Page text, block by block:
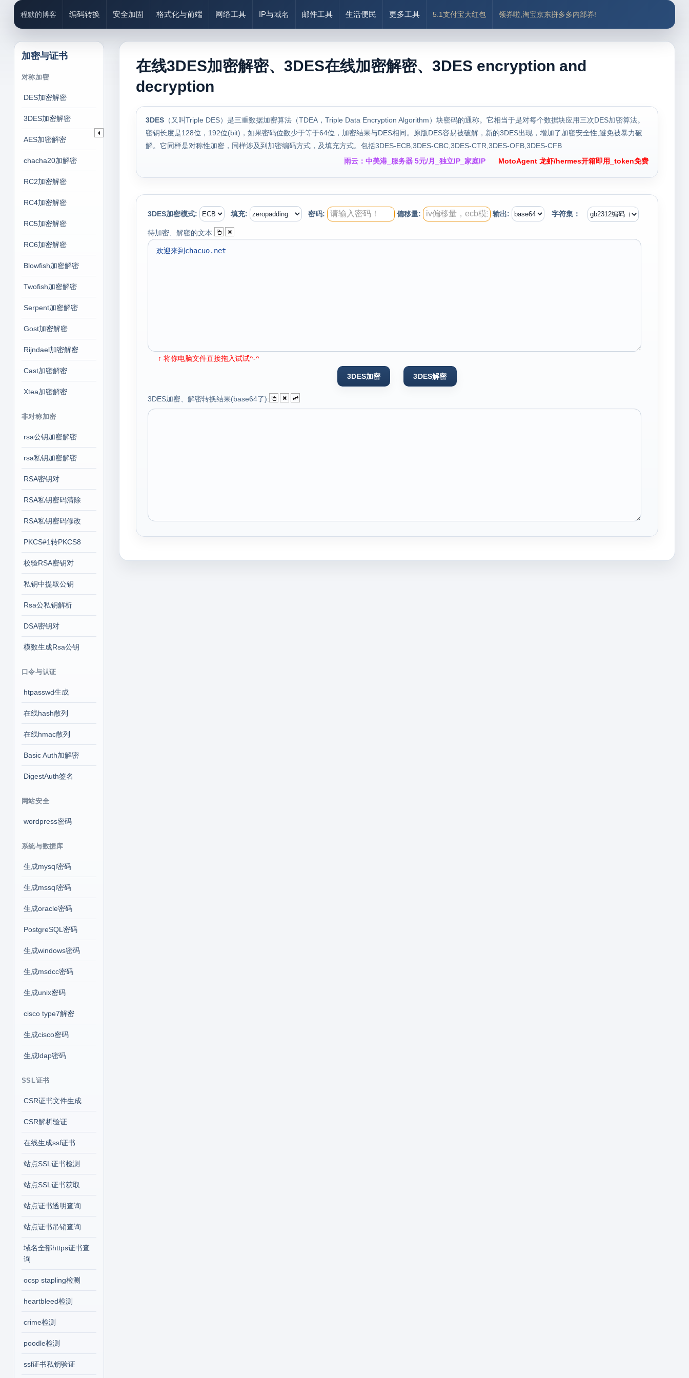
程默的博客 编码转换 安全加固 格式化与前端 网络工具 IP与域名 邮件工具 生活便民 更多工具 5.1支付宝大红包 领券啦,淘宝京东拼多多内部券!
加密与证书
对称加密
DES加密解密
3DES加密解密
AES加密解密
chacha20加解密
RC2加密解密
RC4加密解密
RC5加密解密
RC6加密解密
Blowfish加密解密
Twofish加密解密
Serpent加密解密
Gost加密解密
Rijndael加密解密
Cast加密解密
Xtea加密解密
非对称加密
rsa公钥加密解密
rsa私钥加密解密
RSA密钥对
RSA私钥密码清除
RSA私钥密码修改
PKCS#1转PKCS8
校验RSA密钥对
私钥中提取公钥
Rsa公私钥解析
DSA密钥对
模数生成Rsa公钥
口令与认证
htpasswd生成
在线hash散列
在线hmac散列
Basic Auth加解密
DigestAuth签名
网站安全
wordpress密码
系统与数据库
生成mysql密码
生成mssql密码
生成oracle密码
PostgreSQL密码
生成windows密码
生成msdcc密码
生成unix密码
cisco type7解密
生成cisco密码
生成ldap密码
SSL证书
CSR证书文件生成
CSR解析验证
在线生成ssl证书
站点SSL证书检测
站点SSL证书获取
站点证书透明查询
站点证书吊销查询
域名全部https证书查
询
ocsp stapling检测
heartbleed检测
crime检测
poodle检测
ssl证书私钥验证
在线3DES加密解密、3DES在线加密解密、3DES encryption and
decryption
3DES（又叫Triple DES）是三重数据加密算法（TDEA，Triple Data Encryption Algorithm）块密码的通称。它相当于是对每个数据块应用三次DES加密算法。
密钥长度是128位，192位(bit)，如果密码位数少于等于64位，加密结果与DES相同。原版DES容易被破解，新的3DES出现，增加了加密安全性,避免被暴力破
解。它同样是对称性加密，同样涉及到加密编码方式，及填充方式。包括3DES-ECB,3DES-CBC,3DES-CTR,3DES-OFB,3DES-CFB
MotoAgent 龙虾/hermes开箱即用_token免费
雨云：中美港_服务器 5元/月_独立IP_家庭IP
3DES加密模式: 填充: 密码: 偏移量: 输出: 字符集：
待加密、解密的文本:
↑ 将你电脑文件直接拖入试试^-^
3DES加密、解密转换结果(base64了):